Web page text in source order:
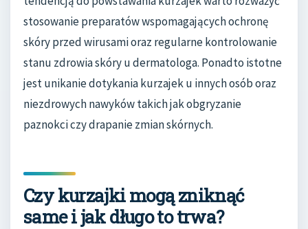
stosowanie preparatów wspomagających ochronę
skóry przed wirusami oraz regularne kontrolowanie
stanu zdrowia skóry u dermatologa. Ponadto istotne
jest unikanie dotykania kurzajek u innych osób oraz
niezdrowych nawyków takich jak obgryzanie
paznokci czy drapanie zmian skórnych.
Czy kurzajki mogą zniknąć
same i jak długo to trwa?